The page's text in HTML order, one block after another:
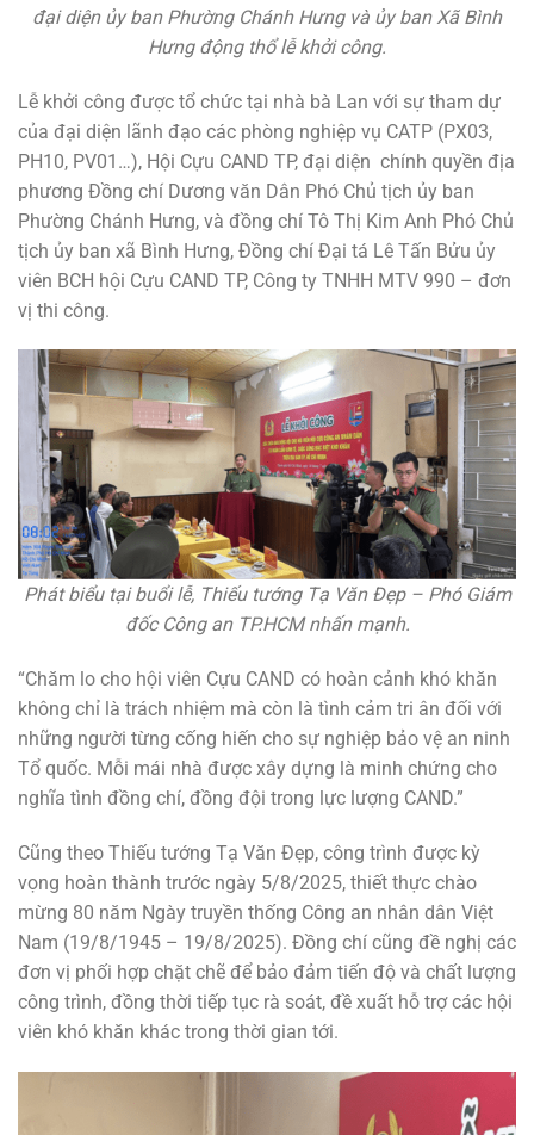
đại diện ủy ban Phường Chánh Hưng và ủy ban Xã Bình
Hưng động thổ lễ khởi công.
Lễ khởi công được tổ chức tại nhà bà Lan với sự tham dự
của đại diện lãnh đạo các phòng nghiệp vụ CATP (PX03,
PH10, PV01…), Hội Cựu CAND TP, đại diện chính quyền địa
phương Đồng chí Dương văn Dân Phó Chủ tịch ủy ban
Phường Chánh Hưng, và đồng chí Tô Thị Kim Anh Phó Chủ
tịch ủy ban xã Bình Hưng, Đồng chí Đại tá Lê Tấn Bửu ủy
viên BCH hội Cựu CAND TP, Công ty TNHH MTV 990 – đơn
vị thi công.
Phát biểu tại buổi lễ, Thiếu tướng Tạ Văn Đẹp – Phó Giám
đốc Công an TP.HCM nhấn mạnh.
“Chăm lo cho hội viên Cựu CAND có hoàn cảnh khó khăn
không chỉ là trách nhiệm mà còn là tình cảm tri ân đối với
những người từng cống hiến cho sự nghiệp bảo vệ an ninh
Tổ quốc. Mỗi mái nhà được xây dựng là minh chứng cho
nghĩa tình đồng chí, đồng đội trong lực lượng CAND.”
Cũng theo Thiếu tướng Tạ Văn Đẹp, công trình được kỳ
vọng hoàn thành trước ngày 5/8/2025, thiết thực chào
mừng 80 năm Ngày truyền thống Công an nhân dân Việt
Nam (19/8/1945 – 19/8/2025). Đồng chí cũng đề nghị các
đơn vị phối hợp chặt chẽ để bảo đảm tiến độ và chất lượng
công trình, đồng thời tiếp tục rà soát, đề xuất hỗ trợ các hội
viên khó khăn khác trong thời gian tới.